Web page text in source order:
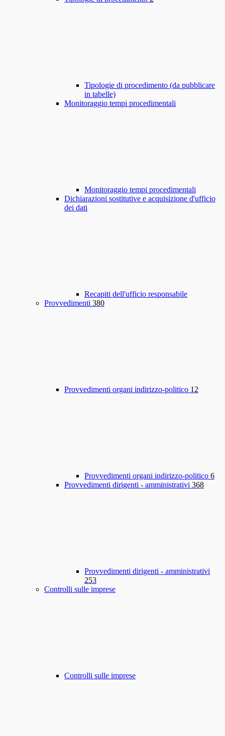
Tipologie di procedimento (da pubblicare
in tabelle)
Monitoraggio tempi procedimentali
Monitoraggio tempi procedimentali
Dichiarazioni sostitutive e acquisizione d'ufficio
dei dati
Recapiti dell'ufficio responsabile
Provvedimenti 380
Provvedimenti organi indirizzo-politico 12
Provvedimenti organi indirizzo-politico 6
Provvedimenti dirigenti - amministrativi 368
Provvedimenti dirigenti - amministrativi
253
Controlli sulle imprese
Controlli sulle imprese